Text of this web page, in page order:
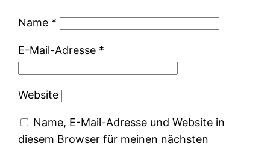
Name *
E-Mail-Adresse *
Website
Name, E-Mail-Adresse und Website in
diesem Browser für meinen nächsten